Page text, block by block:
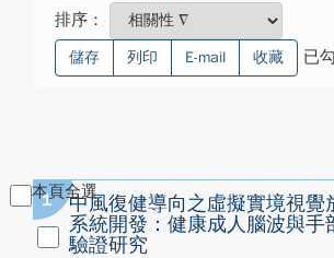
排序：
儲存 列印 E-mail 收藏 已
本頁全選
1
中風復健導向之虛擬實境視覺
系統開發：健康成人腦波與手
驗證研究